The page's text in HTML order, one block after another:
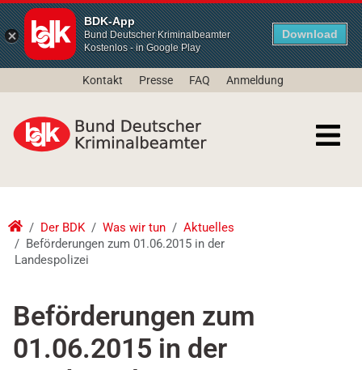
BDK-App
Bund Deutscher Kriminalbeamter
Kostenlos - in Google Play
Download
Kontakt Presse FAQ Anmeldung
Der BDK Was wir tun
Aktuelles
Beförderungen zum 01.06.2015 in der
Landespolizei
Beförderungen zum
01.06.2015 in der